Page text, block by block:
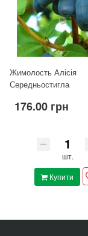
Жимолость Алісія
Середньостигла
176.00 грн
шт.
Купити